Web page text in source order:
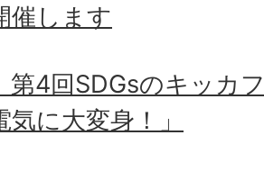
催します
第4回SDGsのキッカ
に大変身！」